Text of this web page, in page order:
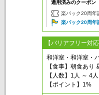
適用済みのクーポン
楽パック20周年
楽パック20周年
【バリアフリー対
和洋室・和洋室・
【食事】朝食あり
【人数】1人 ～ 4人
【ポイント】1%